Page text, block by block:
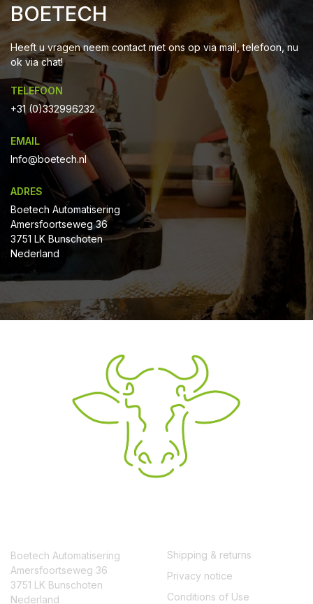
BOETECH
Heeft u vragen neem contact met ons op via mail, telefoon, nu
ok via chat!
TELEFOON
+31 (0)332996232
EMAIL
Info@boetech.nl
ADRES
Boetech Automatisering
Amersfoortseweg 36
3751 LK Bunschoten
Nederland
Boetech Automatisering
Amersfoortseweg 36
3751 LK Bunschoten
Nederland
Shipping & returns
Privacy notice
Conditions of Use